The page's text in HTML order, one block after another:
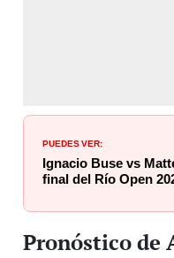
PUEDES VER:
Ignacio Buse vs
final del Río Open
Pronóstico de